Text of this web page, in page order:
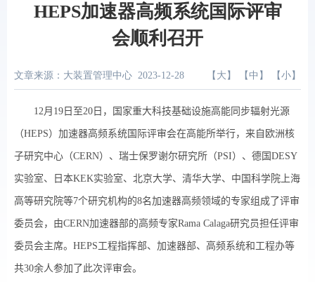
HEPS加速器高频系统国际评审
会顺利召开
文章来源：大装置管理中心 2023-12-28 【 大 】 【 中 】 【 小 】
12月 19 日至20 日，国家重大科技基础设施高能同步辐射光源
（HEPS）加速器高频系统国际评审会在高能所举行，来自欧洲核
子研究中心（CERN）、瑞士保罗谢尔研究所（PSI）、德国 DESY
实验室、日本KEK实验室、北京大学、清华大学、中国科学院上海
高等研究院等7个研究机构的8名加速器高频领域的专家组成了评审
委员会，由CERN加速器部的高频专家Rama Calaga研究员担任评审
委员会主席。 HEPS工程指挥部、加速器部、高频系统和工程办等
共30余人参加了此次评审会。